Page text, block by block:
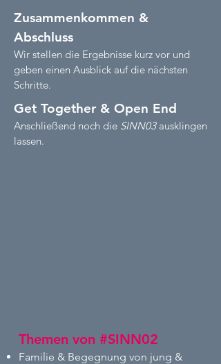
Zusammenkommen &
Abschluss
Wir stellen die Ergebnisse kurz vor und
geben einen Ausblick auf die nächsten
Schritte.
Get Together & Open End
Anschließend noch die SINN03ausklingen
lassen.
Themen von #SINN02
Familie & Begegnung von jung &